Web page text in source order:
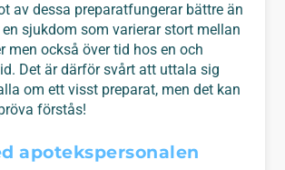
av dessa preparatfungerar bättre än
en sjukdom som varierar stort mellan
men också över tid hos en och
Det är därför svårt att uttala sig
om ett visst preparat, men det kan
förstås!
apotekspersonalen